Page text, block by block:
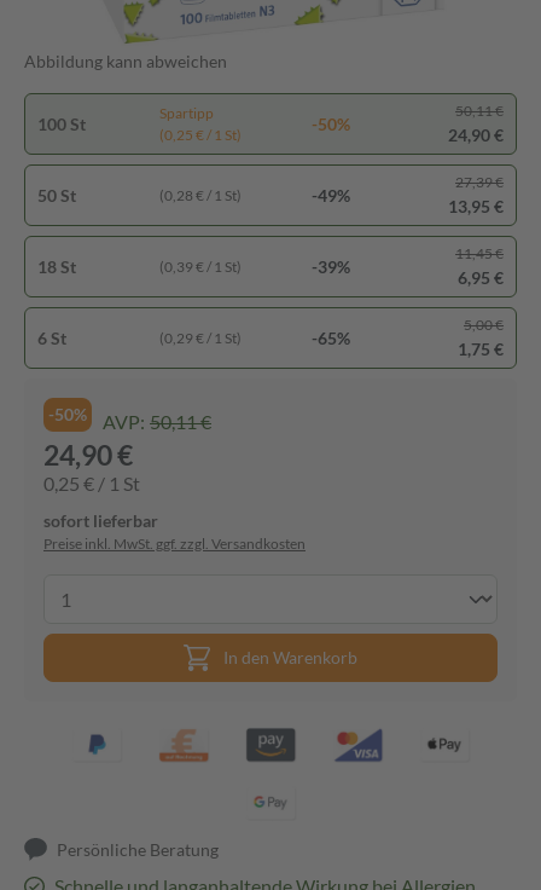
Abbildung kann abweichen
100 St
Spartipp
(0,25 € / 1 St)
-50%
50,11 €
24,90 €
50 St (0,28 € / 1 St) -49%
27,39 €
13,95 €
18 St (0,39 € / 1 St) -39%
11,45 €
6,95 €
6 St (0,29 € / 1 St) -65%
5,00 €
1,75 €
-50% AVP: 50,11 €
24,90 €
0,25 € / 1 St
sofort lieferbar
Preise inkl. MwSt. ggf. zzgl. Versandkosten
In den Warenkorb
Persönliche Beratung